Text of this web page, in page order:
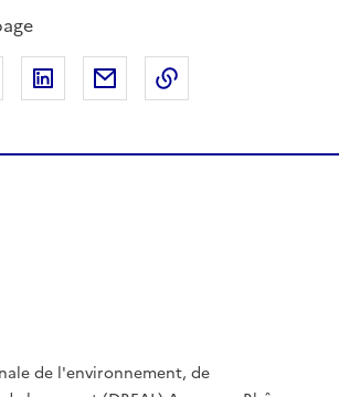
sur Facebook
Partager sur XPartager sur LinkedIn
Partager par email
de l'environnement, de